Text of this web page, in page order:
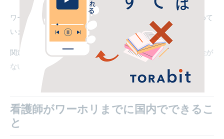
ワーホリにかかる費用については、以下の記事で詳しくまとめて
います。
関連記事： ワーキングホリデーにかかる費用国別まとめ！お金が
ない人がワーホリを楽しむ秘策も紹介
看護師がワーホリまでに国内でできるこ
と